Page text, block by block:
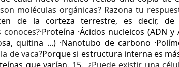
moléculas orgánicas? Razona tu
de la corteza terrestre, es decir, de
·Proteína ·Ácidos nucleicos (ADN y
quitina ...) ·Nanotubo de carbono
de vaca?Porque si estructura interna es